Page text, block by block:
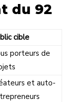
du 92
cible
porteurs de
et auto-